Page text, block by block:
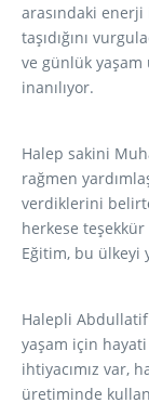
arasındaki
taşıdığını
ve günlük
inanılıyor.
Halep sakini
rağmen
verdiklerini
herkese
Eğitim, bu ülkeyi
Halepli Abdullatif
yaşam için hayati
ihtiyacımız var,
üretiminde